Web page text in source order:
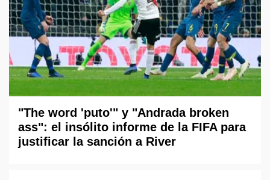
"The word 'puto'" y "Andrada broken
ass": el insólito informe de la FIFA para
justificar la sanción a River